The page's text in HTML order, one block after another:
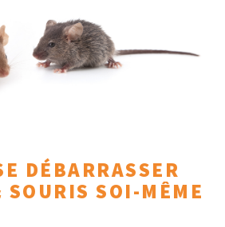
DÉBARRASSER
SOURIS SOI-MÊME